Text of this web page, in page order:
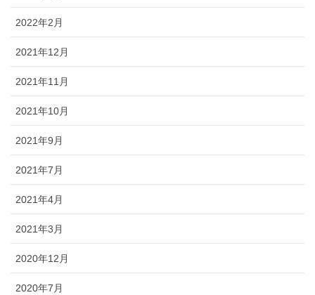
2022年2月
2021年12月
2021年11月
2021年10月
2021年9月
2021年7月
2021年4月
2021年3月
2020年12月
2020年7月